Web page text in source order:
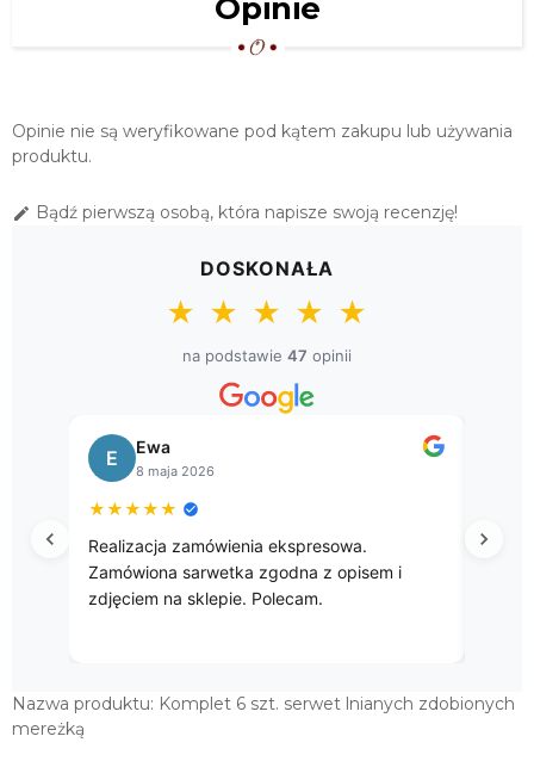
RĘCZNIE - 6 SZT. EKRI
399,00 zł
RĘCZNY KOMPLET 6 SZT.
LNIANE SERWETKI Z RĘCZNYM
399,00 zł
SERWETKI LNIANE HAFT RĘCZNY
429,00 zł
KOMPLET RĘCZNIE HAFTOWANYCH
449,00 zł
KOMPLET SERWETEK KASZUBSKICH
6 SZT.
529,00 zł
Opinie
Opinie nie są weryfikowane pod kątem zakupu lub używania
produktu.
 Bądź pierwszą osobą, która napisze swoją recenzję!
DOSKONAŁA
★ ★ ★ ★ ★
na podstawie 47 opinii
z opisem i
Przepięke gobelinowe obrusy.
Nazwa produktu: Komplet 6 szt. serwet lnianych zdobionych
mereżką